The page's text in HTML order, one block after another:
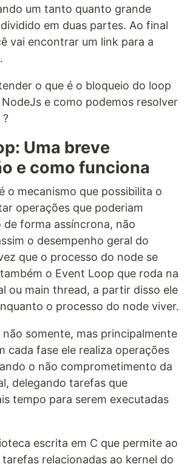
um tanto quanto grande
em duas partes. Ao final
vai encontrar um link para a
o que é o bloqueio do loop
e como podemos resolver
?
Uma breve
e como funciona
o mecanismo que possibilita o
operações que poderiam
de forma assíncrona, não
o desempenho geral do
que o processo do node se
o Event Loop que roda na
ou main thread, a partir disso ele
o processo do node viver.
não somente, mas principalmente
cada fase ele realiza operações
o não comprometimento da
delegando tarefas que
tempo para serem executadas
escrita em C que permite ao
relacionadas ao kernel do